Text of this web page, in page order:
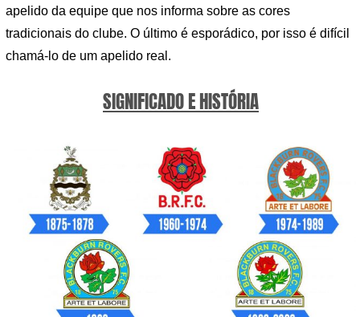
apelido da equipe que nos informa sobre as cores
tradicionais do clube. O último é esporádico, por isso é difícil
chamá-lo de um apelido real.
SIGNIFICADO E HISTÓRIA